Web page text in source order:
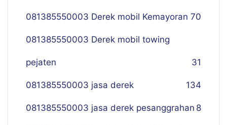
081385550003 Derek mobil Kemayoran 70
081385550003 Derek mobil towing
pejaten 31
081385550003 jasa derek 134
081385550003 jasa derek pesanggrahan 8